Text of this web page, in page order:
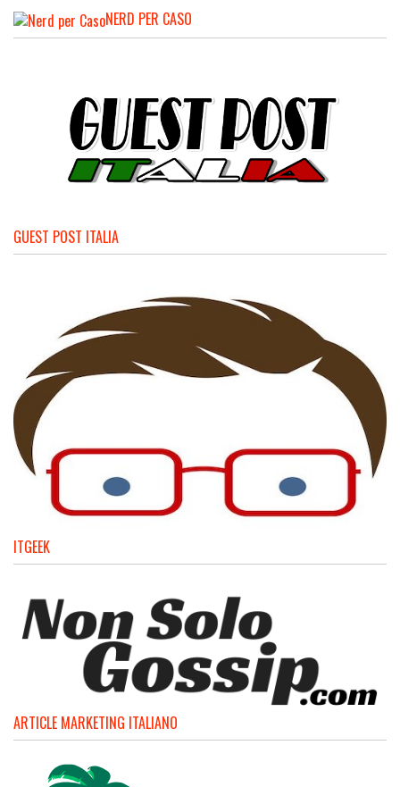
NERD PER CASO
GUEST POST ITALIA
ITGEEK
ARTICLE MARKETING ITALIANO